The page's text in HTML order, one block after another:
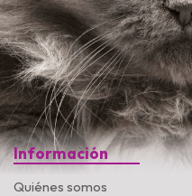
Información
Quiénes somos